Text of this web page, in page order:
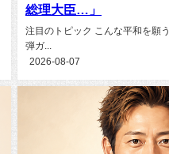
総理大臣…」
注目のトピック こんな平和を願
弾ガ...
2026-08-07